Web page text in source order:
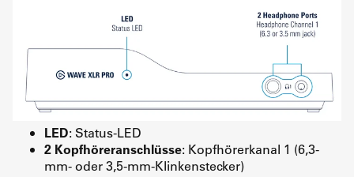
LED: Status-LED
2 Kopfhöreranschlüsse: Kopfhörerkanal 1 (6,3-
mm- oder 3,5-mm-Klinkenstecker)